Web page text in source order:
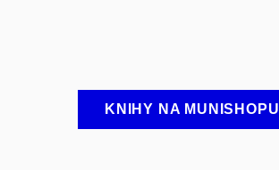
KNIHY NA MUNISHOPU